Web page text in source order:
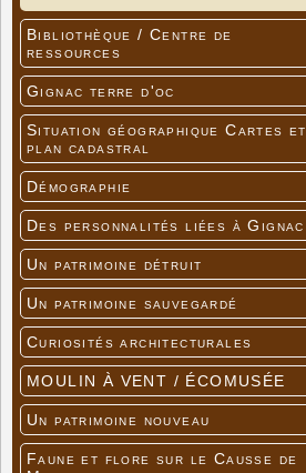
Bibliothèque / Centre de
ressources
Gignac terre d'oc
Situation géographique Cartes et
plan cadastral
Démographie
Des personnalités liées à Gignac
Un patrimoine détruit
Un patrimoine sauvegardé
Curiosités architecturales
MOULIN À VENT / ÉCOMUSÉE
Un patrimoine nouveau
Faune et flore sur le Causse de